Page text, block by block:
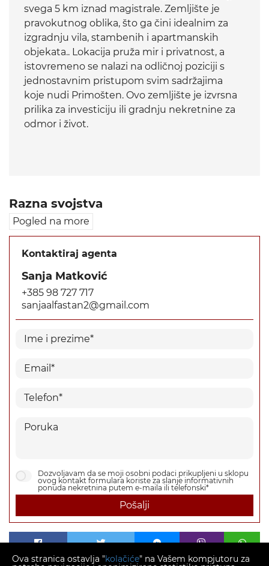
svega 5 km iznad magistrale. Zemljište je
pravokutnog oblika, što ga čini idealnim za
izgradnju vila, stambenih i apartmanskih
objekata.. Lokacija pruža mir i privatnost, a
istovremeno se nalazi na odličnoj poziciji s
jednostavnim pristupom svim sadržajima
koje nudi Primošten. Ovo zemljište je izvrsna
prilika za investiciju ili gradnju nekretnine za
odmor i život.
Razna svojstva
Pogled na more
Kontaktiraj agenta
Sanja Matković
+385 98 727 717
sanjaalfastan2@gmail.com
Dozvoljavam da se moji osobni podaci prikupljeni u sklopu
ovog kontakt formulara koriste za slanje informativnih
ponuda nekretnina putem e-maila ili telefonski*
Pošalji
Ova stranica ostavlja "kolačiće" na Vašem kompjutoru za